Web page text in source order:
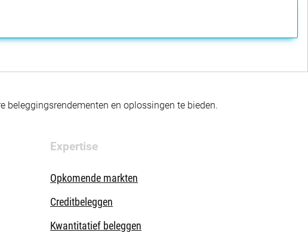
beleggingsrendementen en oplossingen te bieden.
Expertise
Opkomende markten
Creditbeleggen
Kwantitatief beleggen